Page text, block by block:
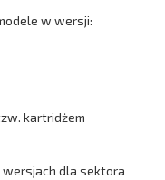
w wersji:
kartridżem
dla sektora